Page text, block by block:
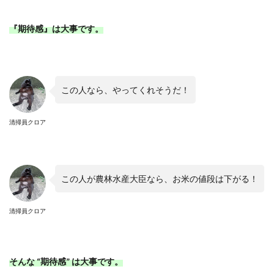
『期待感』は大事です。
清掃員クロア
この人なら、やってくれそうだ！
清掃員クロア
この人が農林水産大臣なら、お米の値段は下がる！
そんな “期待感” は大事です。